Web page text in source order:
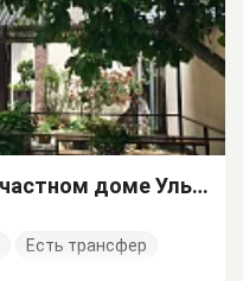
1-комнатная квартира в частном доме Ульянова 19
Есть трансфер